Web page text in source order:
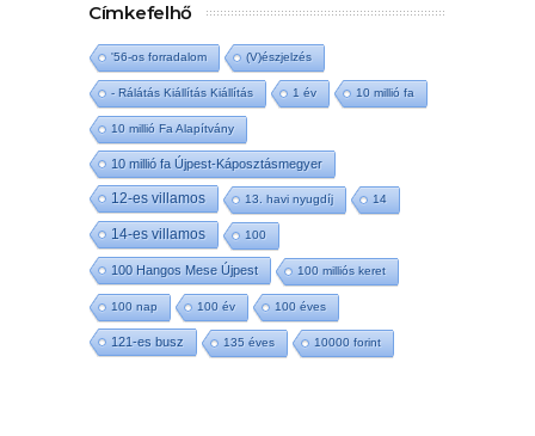
Címkefelhő
'56-os forradalom (V)észjelzés
- Rálátás Kiállítás Kiállítás 1 év 10 millió fa
10 millió Fa Alapítvány
10 millió fa Újpest-Káposztásmegyer
12-es villamos 13. havi nyugdíj 14
14-es villamos 100
100 Hangos Mese Újpest 100 milliós keret
100 nap 100 év 100 éves
121-es busz 135 éves 10000 forint